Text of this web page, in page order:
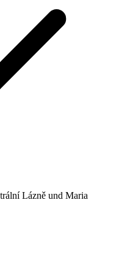
Lázně und Maria